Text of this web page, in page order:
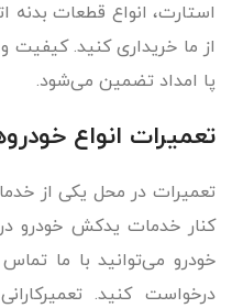
استارت، انواع قطعات بدنه
از ما خریداری کنید.
پا امداد تضمین می‌شود.
تعمیرات انواع
تعمیرات در محل یکی از
کنار خدمات یدکش خودرو
خودرو می‌توانید با ما
درخواست کنید.